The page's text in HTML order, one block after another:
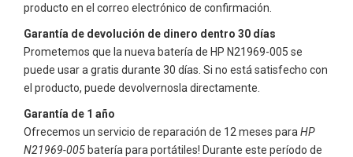
producto en el correo electrónico de confirmación.
Garantía de devolución de dinero dentro 30 días
Prometemos que la nueva batería de HP N21969-005 se
puede usar a gratis durante 30 días. Si no está satisfecho con
el producto, puede devolvernosla directamente.
Garantía de 1 año
Ofrecemos un servicio de reparación de 12 meses para HP
N21969-005batería para portátiles! Durante este período de